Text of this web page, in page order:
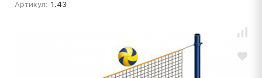
Артикул: 1.43